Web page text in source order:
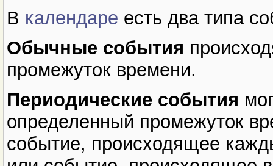
В календаре есть два типа
Обычные события
промежуток времени.
Периодические события
определенный промежуток
событие, происходящее